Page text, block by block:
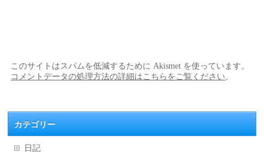
このサイトはスパムを低減するために Akismet を使っています。
コメントデータの処理方法の詳細はこちらをご覧ください。
カテゴリー
日記